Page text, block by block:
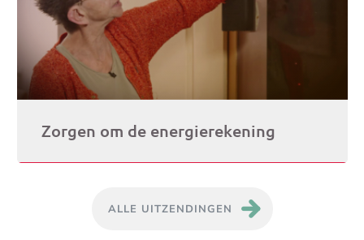
Zorgen om de energierekening
ALLE UITZENDINGEN